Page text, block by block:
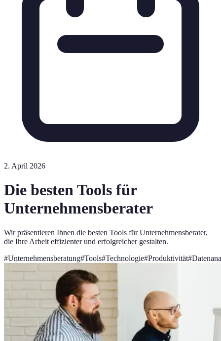
2. April 2026
Die besten Tools für
Unternehmensberater
Wir präsentieren Ihnen die besten Tools für Unternehmensberater,
die Ihre Arbeit effizienter und erfolgreicher gestalten.
#Unternehmensberatung#Tools#Technologie#Produktivität#